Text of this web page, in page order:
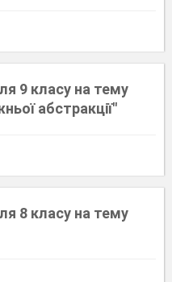
9 класу на тему
абстракції"
8 класу на тему